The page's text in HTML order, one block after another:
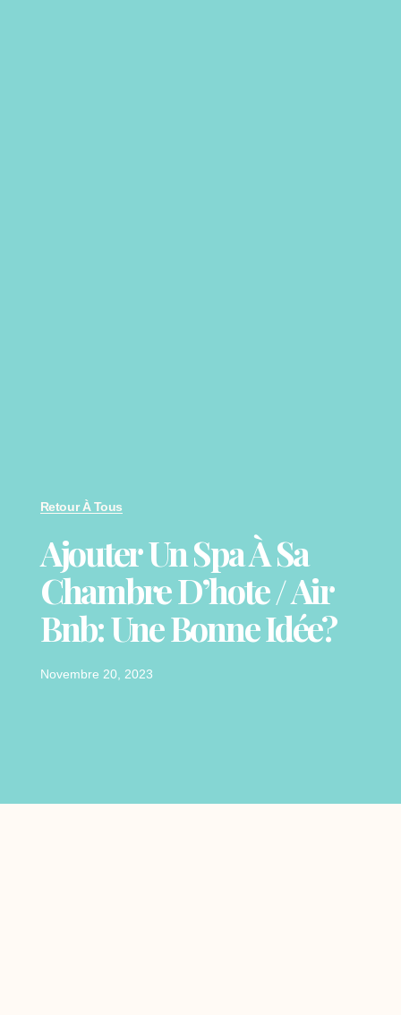
Retour À Tous
Ajouter Un Spa À Sa
Chambre D’hote / Air
Bnb: Une Bonne Idée?
Novembre 20, 2023